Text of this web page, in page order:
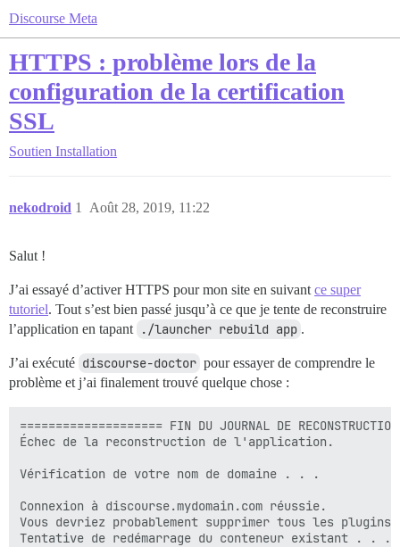
Discourse Meta
HTTPS : problème lors de la
configuration de la certification
SSL
Soutien Installation
nekodroid Août 28, 2019, 11:22
1
Salut !
J’ai essayé d’activer HTTPS pour mon site en suivant ce super
tutoriel. Tout s’est bien passé jusqu’à ce que je tente de reconstruire
l’application en tapant
./launcher rebuild app .
J’ai exécuté discourse-doctor pour essayer de comprendre le
problème et j’ai finalement trouvé quelque chose :
==================== FIN DU JOURNAL DE
Échec de la reconstruction de l'application.
Vérification de votre nom de domaine . . .
Connexion à discourse.mydomain.com réussie.
Vous devriez probablement supprimer tous les
Tentative de redémarrage du conteneur existant . . .